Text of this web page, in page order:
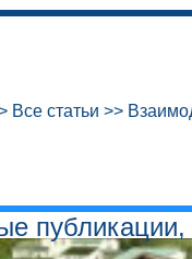
Все статьи >>
публикации,